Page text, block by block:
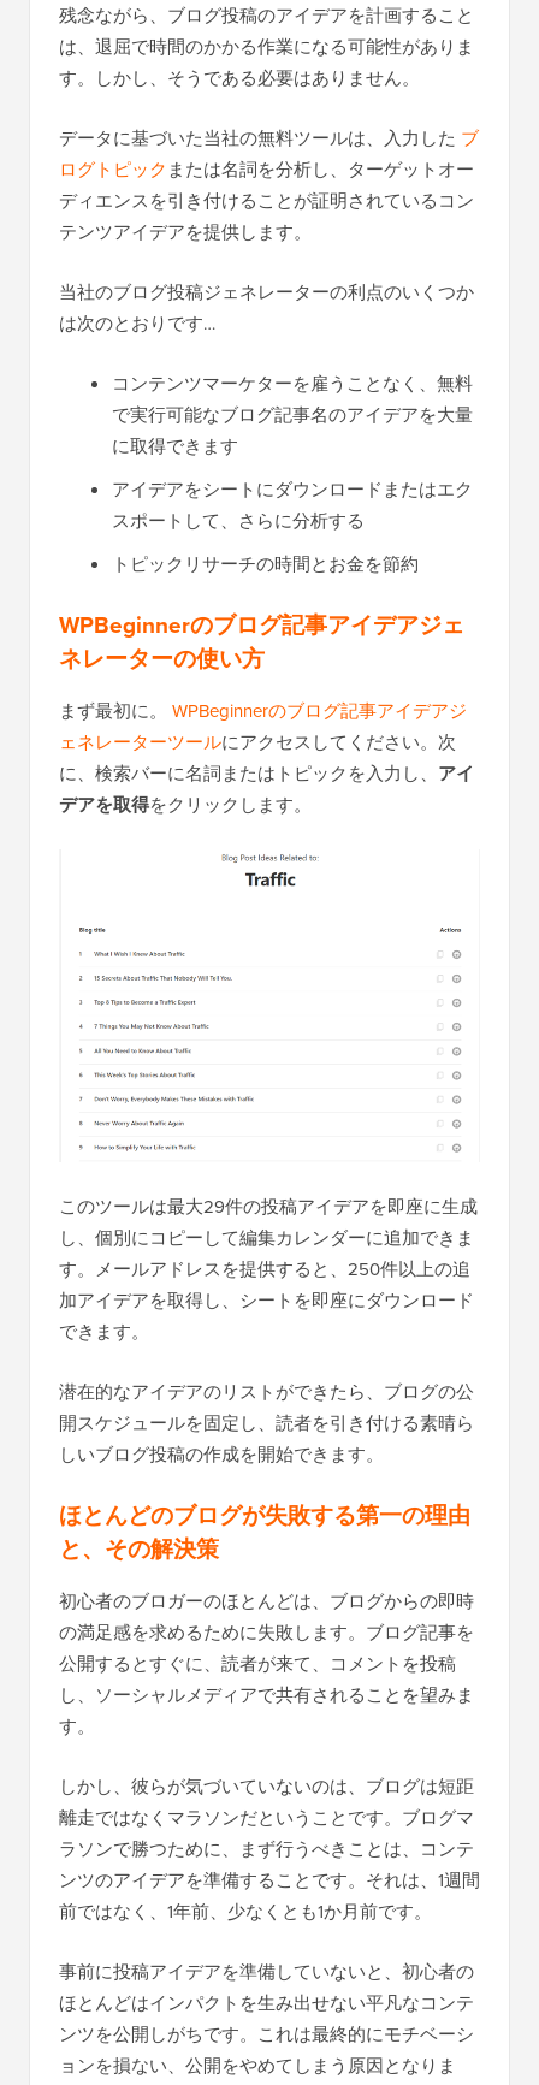
残念ながら、ブログ投稿のアイデアを計画すること
は、退屈で時間のかかる作業になる可能性がありま
す。しかし、そうである必要はありません。
データに基づいた当社の無料ツールは、入力した ブ
ログトピック または名詞を分析し、ターゲットオー
ディエンスを引き付けることが証明されているコン
テンツアイデアを提供します。
当社のブログ投稿ジェネレーターの利点のいくつか
は次のとおりです…
コンテンツマーケターを雇うことなく、無料
で実行可能なブログ記事名のアイデアを大量
に取得できます
アイデアをシートにダウンロードまたはエク
スポートして、さらに分析する
トピックリサーチの時間とお金を節約
WPBeginnerのブログ記事アイデアジェ
ネレーターの使い方
まず最初に。 WPBeginnerのブログ記事アイデアジ
ェネレーターツールにアクセスしてください。次
に、検索バーに名詞またはトピックを入力し、 アイ
デアを取得をクリックします。
このツールは最大29件の投稿アイデアを即座に生成
し、個別にコピーして編集カレンダーに追加できま
す。メールアドレスを提供すると、250件以上の追
加アイデアを取得し、シートを即座にダウンロード
できます。
潜在的なアイデアのリストができたら、ブログの公
開スケジュールを固定し、読者を引き付ける素晴ら
しいブログ投稿の作成を開始できます。
ほとんどのブログが失敗する第一の理由
と、その解決策
初心者のブロガーのほとんどは、ブログからの即時
の満足感を求めるために失敗します。ブログ記事を
公開するとすぐに、読者が来て、コメントを投稿
し、ソーシャルメディアで共有されることを望みま
す。
しかし、彼らが気づいていないのは、ブログは短距
離走ではなくマラソンだということです。ブログマ
ラソンで勝つために、まず行うべきことは、コンテ
ンツのアイデアを準備することです。それは、1週間
前ではなく、1年前、少なくとも1か月前です。
事前に投稿アイデアを準備していないと、初心者の
ほとんどはインパクトを生み出せない平凡なコンテ
ンツを公開しがちです。これは最終的にモチベーシ
ョンを損ない、公開をやめてしまう原因となりま